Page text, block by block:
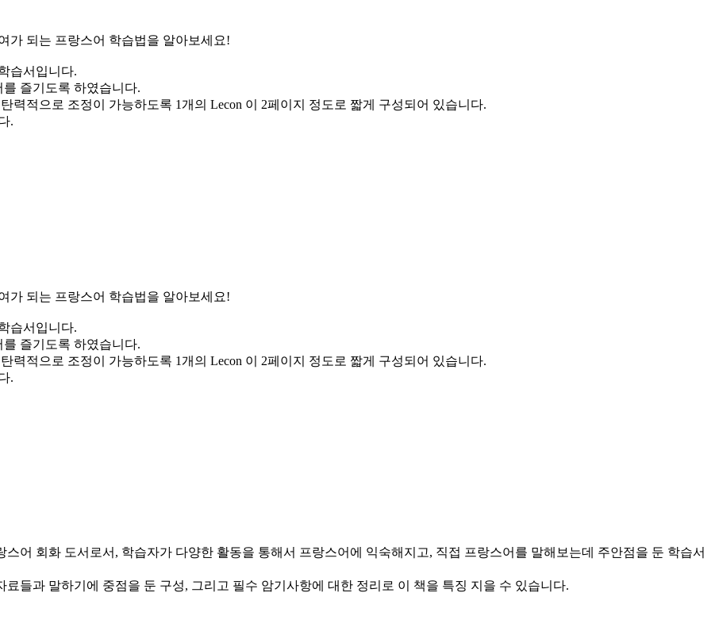
가 되는 프랑스어 학습법을 알아보세요!
습서입니다.
즐기도록 하였습니다.
력적으로 조정이 가능하도록 1개의 Lecon 이 2페이지 정도로 짧게 구성되어 있습니다.
.
가 되는 프랑스어 학습법을 알아보세요!
습서입니다.
즐기도록 하였습니다.
력적으로 조정이 가능하도록 1개의 Lecon 이 2페이지 정도로 짧게 구성되어 있습니다.
.
스어 회화 도서로서, 학습자가 다양한 활동을 통해서 프랑스어에 익숙해지고, 직접 프랑스어를 말해보는데 주안점을 둔 학습서
들과 말하기에 중점을 둔 구성, 그리고 필수 암기사항에 대한 정리로 이 책을 특징 지을 수 있습니다.